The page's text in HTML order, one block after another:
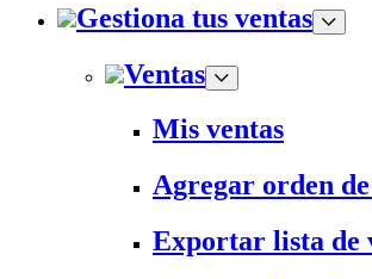
Gestiona tus ventas
Ventas
Mis ventas
Agregar orden
Exportar lista de